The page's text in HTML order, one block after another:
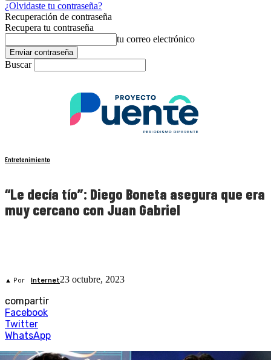
¿Olvidaste tu contraseña?
Recuperación de contraseña
Recupera tu contraseña
tu correo electrónico
Buscar
Entretenimiento
“Le decía tío”: Diego Boneta asegura que era
muy cercano con Juan Gabriel
▲ Por Internet23 octubre, 2023
compartir
Facebook
Twitter
WhatsApp